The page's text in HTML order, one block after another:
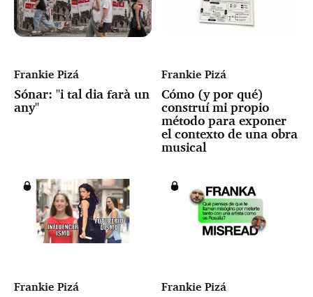
Frankie Pizá
Sónar: "i tal dia farà un
any"
Frankie Pizá
Cómo (y por qué)
construí mi propio
método para exponer
el contexto de una obra
musical
Frankie Pizá Frankie Pizá